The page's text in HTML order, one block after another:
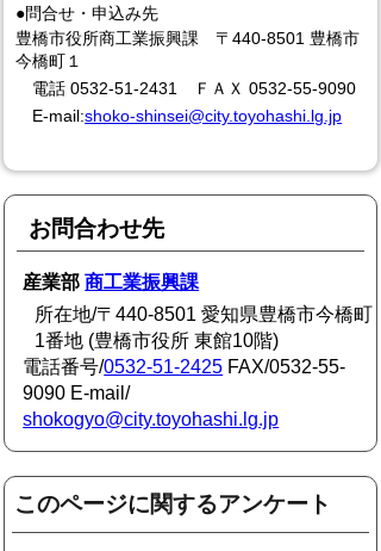
●問合せ・申込み先
豊橋市役所商工業振興課 〒440-8501 豊橋市
今橋町１
電話 0532-51-2431 ＦＡＸ 0532-55-9090
E-mail:shoko-shinsei@city.toyohashi.lg.jp
お問合わせ先
産業部商工業振興課
所在地/〒440-8501 愛知県豊橋市今橋町
1番地 (豊橋市役所 東館10階)
電話番号/0532-51-2425 FAX/0532-55-
9090 E-mail/
shokogyo@city.toyohashi.lg.jp
このページに関するアンケート